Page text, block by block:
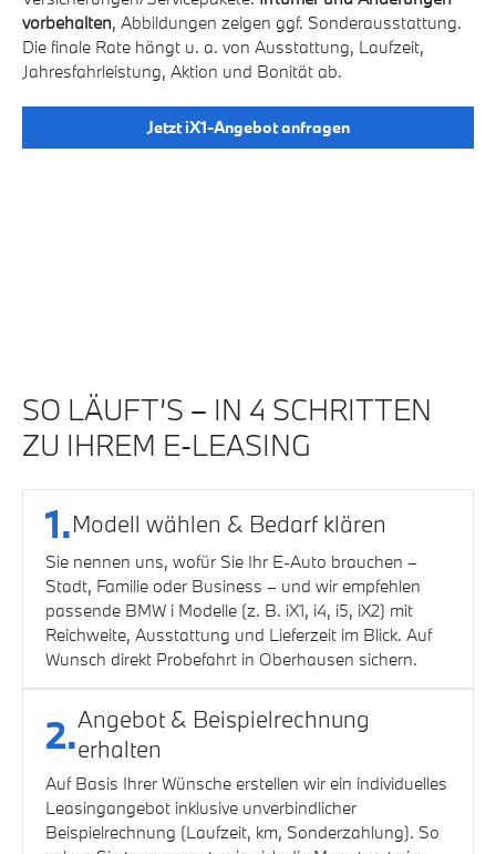
vorbehalten, Abbildungen zeigen ggf. Sonderausstattung.
Die finale Rate hängt u. a. von Ausstattung, Laufzeit,
Jahresfahrleistung, Aktion und Bonität ab.
Jetzt iX1-Angebot anfragen
SO LÄUFT’S – IN 4 SCHRITTEN
ZU IHREM E-LEASING
1.Modell wählen & Bedarf klären
Sie nennen uns, wofür Sie Ihr E-Auto brauchen –
Stadt, Familie oder Business – und wir empfehlen
passende BMW i Modelle (z. B. iX1, i4, i5, iX2) mit
Reichweite, Ausstattung und Lieferzeit im Blick. Auf
Wunsch direkt Probefahrt in Oberhausen sichern.
2.Angebot & Beispielrechnung
erhalten
Auf Basis Ihrer Wünsche erstellen wir ein individuelles
Leasingangebot inklusive unverbindlicher
Beispielrechnung (Laufzeit, km, Sonderzahlung). So